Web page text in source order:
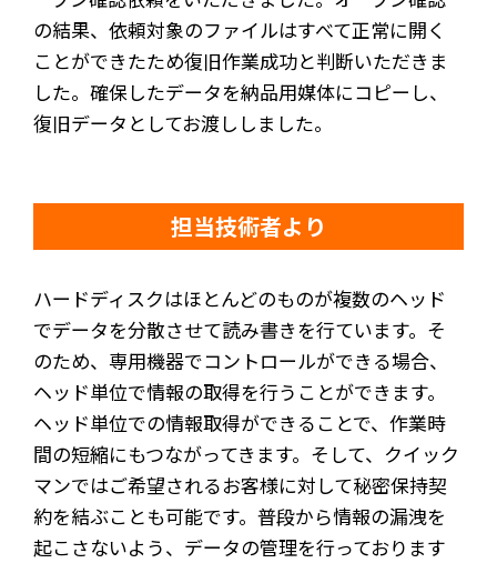
の結果、依頼対象のファイルはすべて正常に開く
ことができたため復旧作業成功と判断いただきま
した。確保したデータを納品用媒体にコピーし、
復旧データとしてお渡ししました。
担当技術者より
ハードディスクはほとんどのものが複数のヘッド
でデータを分散させて読み書きを行ています。そ
のため、専用機器でコントロールができる場合、
ヘッド単位で情報の取得を行うことができます。
ヘッド単位での情報取得ができることで、作業時
間の短縮にもつながってきます。そして、クイック
マンではご希望されるお客様に対して秘密保持契
約を結ぶことも可能です。普段から情報の漏洩を
起こさないよう、データの管理を行っております